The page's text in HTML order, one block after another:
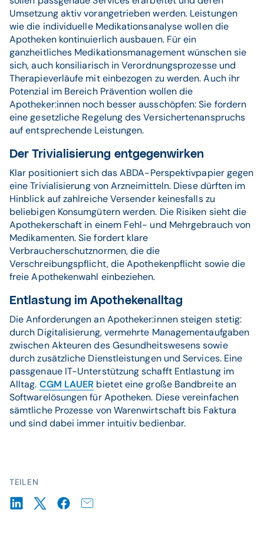
TEILEN
Umsetzung aktiv vorangetrieben werden. Leistungen
wie die individuelle Medikationsanalyse wollen die
Apotheken kontinuierlich ausbauen. Für ein
ganzheitliches Medikationsmanagement wünschen sie
sich, auch konsiliarisch in Verordnungsprozesse und
Therapieverläufe mit einbezogen zu werden. Auch ihr
Potenzial im Bereich Prävention wollen die
Apotheker:innen noch besser ausschöpfen: Sie fordern
eine gesetzliche Regelung des Versichertenanspruchs
auf entsprechende Leistungen.
Der Trivialisierung entgegenwirken
Klar positioniert sich das ABDA-Perspektivpapier gegen
eine Trivialisierung von Arzneimitteln. Diese dürften im
Hinblick auf zahlreiche Versender keinesfalls zu
beliebigen Konsumgütern werden. Die Risiken sieht die
Apothekerschaft in einem Fehl- und Mehrgebrauch von
Medikamenten. Sie fordert klare
Verbraucherschutznormen, die die
Verschreibungspflicht, die Apothekenpflicht sowie die
freie Apothekenwahl einbeziehen.
Entlastung im Apothekenalltag
Die Anforderungen an Apotheker:innen steigen stetig:
durch Digitalisierung, vermehrte Managementaufgaben
zwischen Akteuren des Gesundheitswesens sowie
durch zusätzliche Dienstleistungen und Services. Eine
passgenaue IT-Unterstützung schafft Entlastung im
Alltag. CGM LAUER bietet eine große Bandbreite an
Softwarelösungen für Apotheken. Diese vereinfachen
sämtliche Prozesse von Warenwirtschaft bis Faktura
und sind dabei immer intuitiv bedienbar.